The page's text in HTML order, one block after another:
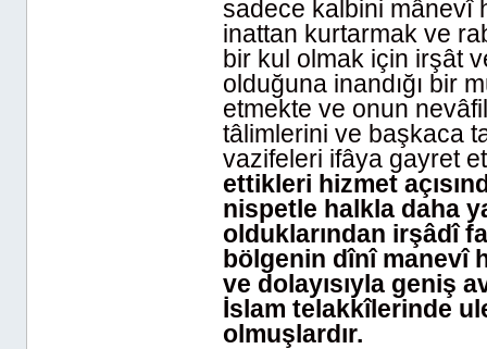
sadece kalbini mânevî
inattan kurtarmak ve
bir kul olmak için irşât
olduğuna inandığı bir
etmekte ve onun
tâlimlerini ve başkaca
vazifeleri ifâya gayret
ettikleri hizmet
nispetle halkla daha
olduklarından irşâdî
bölgenin dînî manevî
ve dolayısıyla geniş
İslam telakkîlerinde
olmuşlardır.